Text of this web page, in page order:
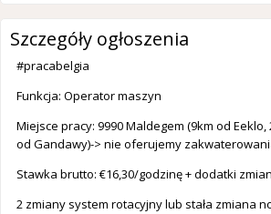
Szczegóły ogłoszenia
#pracabelgia
Funkcja: Operator maszyn
Miejsce pracy: 9990 Maldegem (9km od Eeklo,
od Gandawy)-> nie oferujemy
Stawka brutto: €16,30/godzinę + dodatki
2 zmiany system rotacyjny lub stała zmiana